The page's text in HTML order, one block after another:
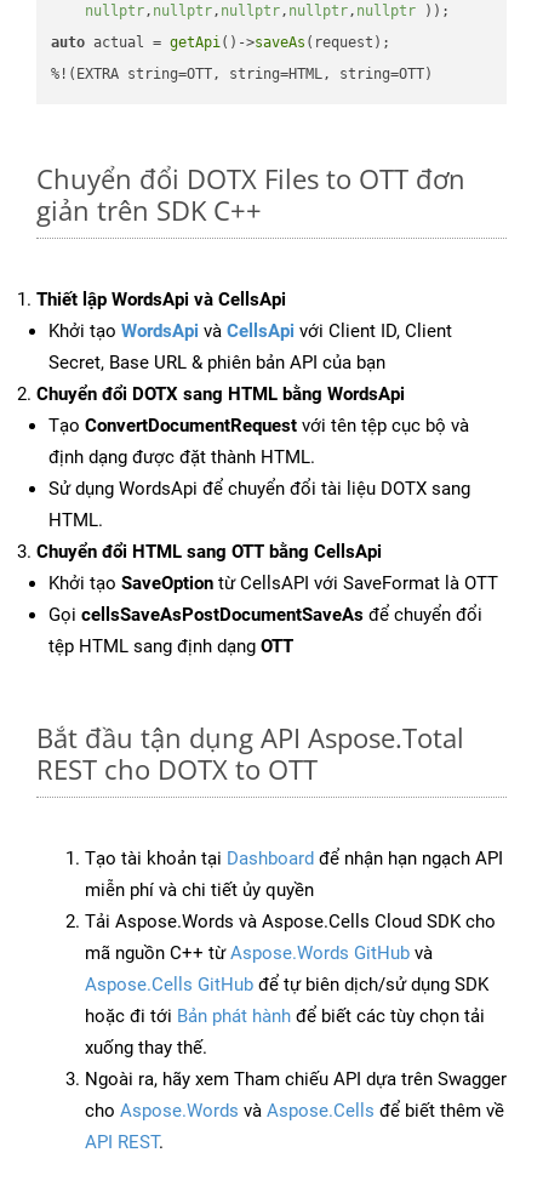
nullptr, nullptr, nullptr, nullptr, nullptr ))
auto actual = getApi()->saveAs (request);
%!(EXTRA string=OTT, string=HTML, string=OTT)
Chuyển đổi DOTX Files to OTT đơn
giản trên SDK C++
Thiết lập WordsApi và CellsApi
Khởi tạo WordsApi và CellsApi với Client ID, Client
Secret, Base URL & phiên bản API của bạn
Chuyển đổi DOTX sang HTML bằng WordsApi
Tạo ConvertDocumentRequest với tên tệp cục bộ và
định dạng được đặt thành HTML.
Sử dụng WordsApi để chuyển đổi tài liệu DOTX sang
HTML.
Chuyển đổi HTML sang OTT bằng CellsApi
Khởi tạo SaveOption từ CellsAPI với SaveFormat là OTT
Gọi cellsSaveAsPostDocumentSaveAs để chuyển đổi
tệp HTML sang định dạng OTT
Bắt đầu tận dụng API Aspose.Total
REST cho DOTX to OTT
Tạo tài khoản tại Dashboard để nhận hạn ngạch API
miễn phí và chi tiết ủy quyền
Tải Aspose.Words và Aspose.Cells Cloud SDK cho
mã nguồn C++ từAspose.Words GitHub và
Aspose.Cells GitHub để tự biên dịch/sử dụng SDK
hoặc đi tới Bản phát hành để biết các tùy chọn tải
xuống thay thế.
Ngoài ra, hãy xem Tham chiếu API dựa trên Swagger
cho Aspose.Words và Aspose.Cells để biết thêm về
API REST.